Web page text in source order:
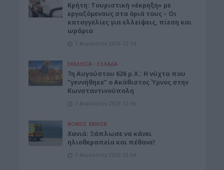
Κρήτη: Τουριστική «έκρηξη» με
εργαζόμενους στα όριά τους – Οι
καταγγελίες για ελλείψεις, πίεση και
ωράρια
7 Αυγούστου 2026 12:14
ΕΚΚΛΗΣΙΑ • ΕΛΛΑΔΑ
7η Αυγούστου 626 μ.Χ.: Η νύχτα που
“γεννήθηκε” ο Ακάθιστος Ύμνος στην
Κωνσταντινούπολη
7 Αυγούστου 2026 12:06
ΝΟΜΌΣ ΧΑΝΊΩΝ
Χανιά: Ξάπλωσε να κάνει
ηλιοθεραπεία και πέθανε!
7 Αυγούστου 2026 12:04